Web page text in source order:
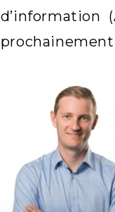
d’information
prochainement